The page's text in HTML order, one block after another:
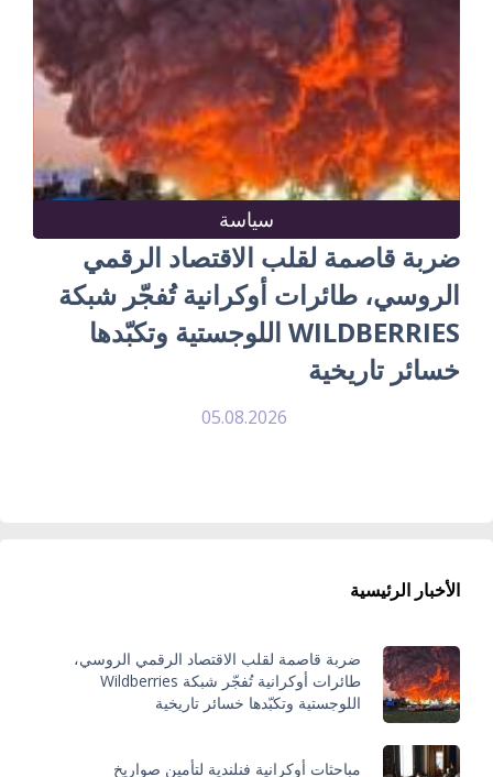
سياسة
ضربة قاصمة لقلب الاقتصاد الرقمي
الروسي، طائرات أوكرانية تُفجّر شبكة
WILDBERRIES اللوجستية وتكبّدها
خسائر تاريخية
05.08.2026
الأخبار الرئيسية
ضربة قاصمة لقلب الاقتصاد الرقمي الروسي،
طائرات أوكرانية تُفجّر شبكة Wildberries
اللوجستية وتكبّدها خسائر تاريخية
مباحثات أوكرانية فنلندية لتأمين صواريخ